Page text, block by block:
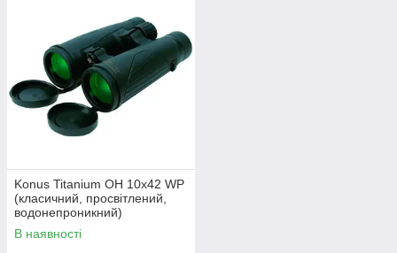
Konus Titanium OH 10x42 WP
(класичний, просвітлений,
водонепроникний)
В наявності